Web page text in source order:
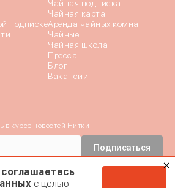
соглашаетесь
с целью
подписке
Чайная подписка
Чайная карта
Аренда чайных комнат
Чайные
Чайная школа
Пресса
Блог
Вакансии
в курсе новостей Нитки
Подписаться
и на обработку
почтовой рассылки
Даю согласие на
Даю согласие c
Мы отправили
Если эта почта